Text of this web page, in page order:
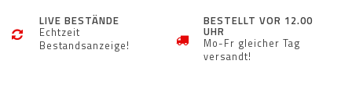
LIVE BESTÄNDE
Echtzeit
Bestandsanzeige!
BESTELLT VOR 12.00
UHR
Mo-Fr gleicher Tag
versandt!